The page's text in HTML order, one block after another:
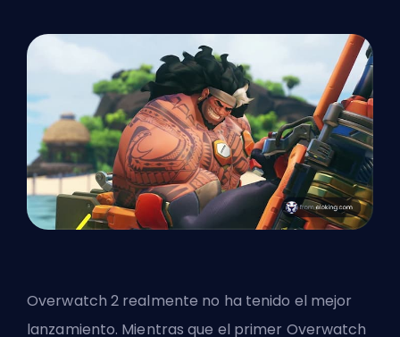
Overwatch 2 realmente no ha tenido el mejor
lanzamiento. Mientras que el primer Overwatch